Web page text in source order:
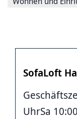
Seitenlink
SofaLoft
UhrSa